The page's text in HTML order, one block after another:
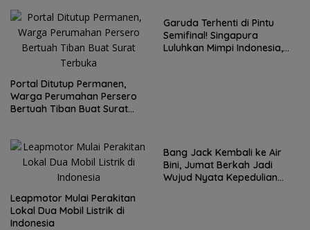
Portal Ditutup Permanen,
Warga Perumahan Persero
Bertuah Tiban Buat Surat
Garuda Terhenti di Pintu
Semifinal! Singapura
Luluhkan Mimpi Indonesia,
Leapmotor Mulai Perakitan
Lokal Dua Mobil Listrik di
Indonesia
Bang Jack Kembali ke Air
Bini, Jumat Berkah Jadi
Wujud Nyata Kepedulian